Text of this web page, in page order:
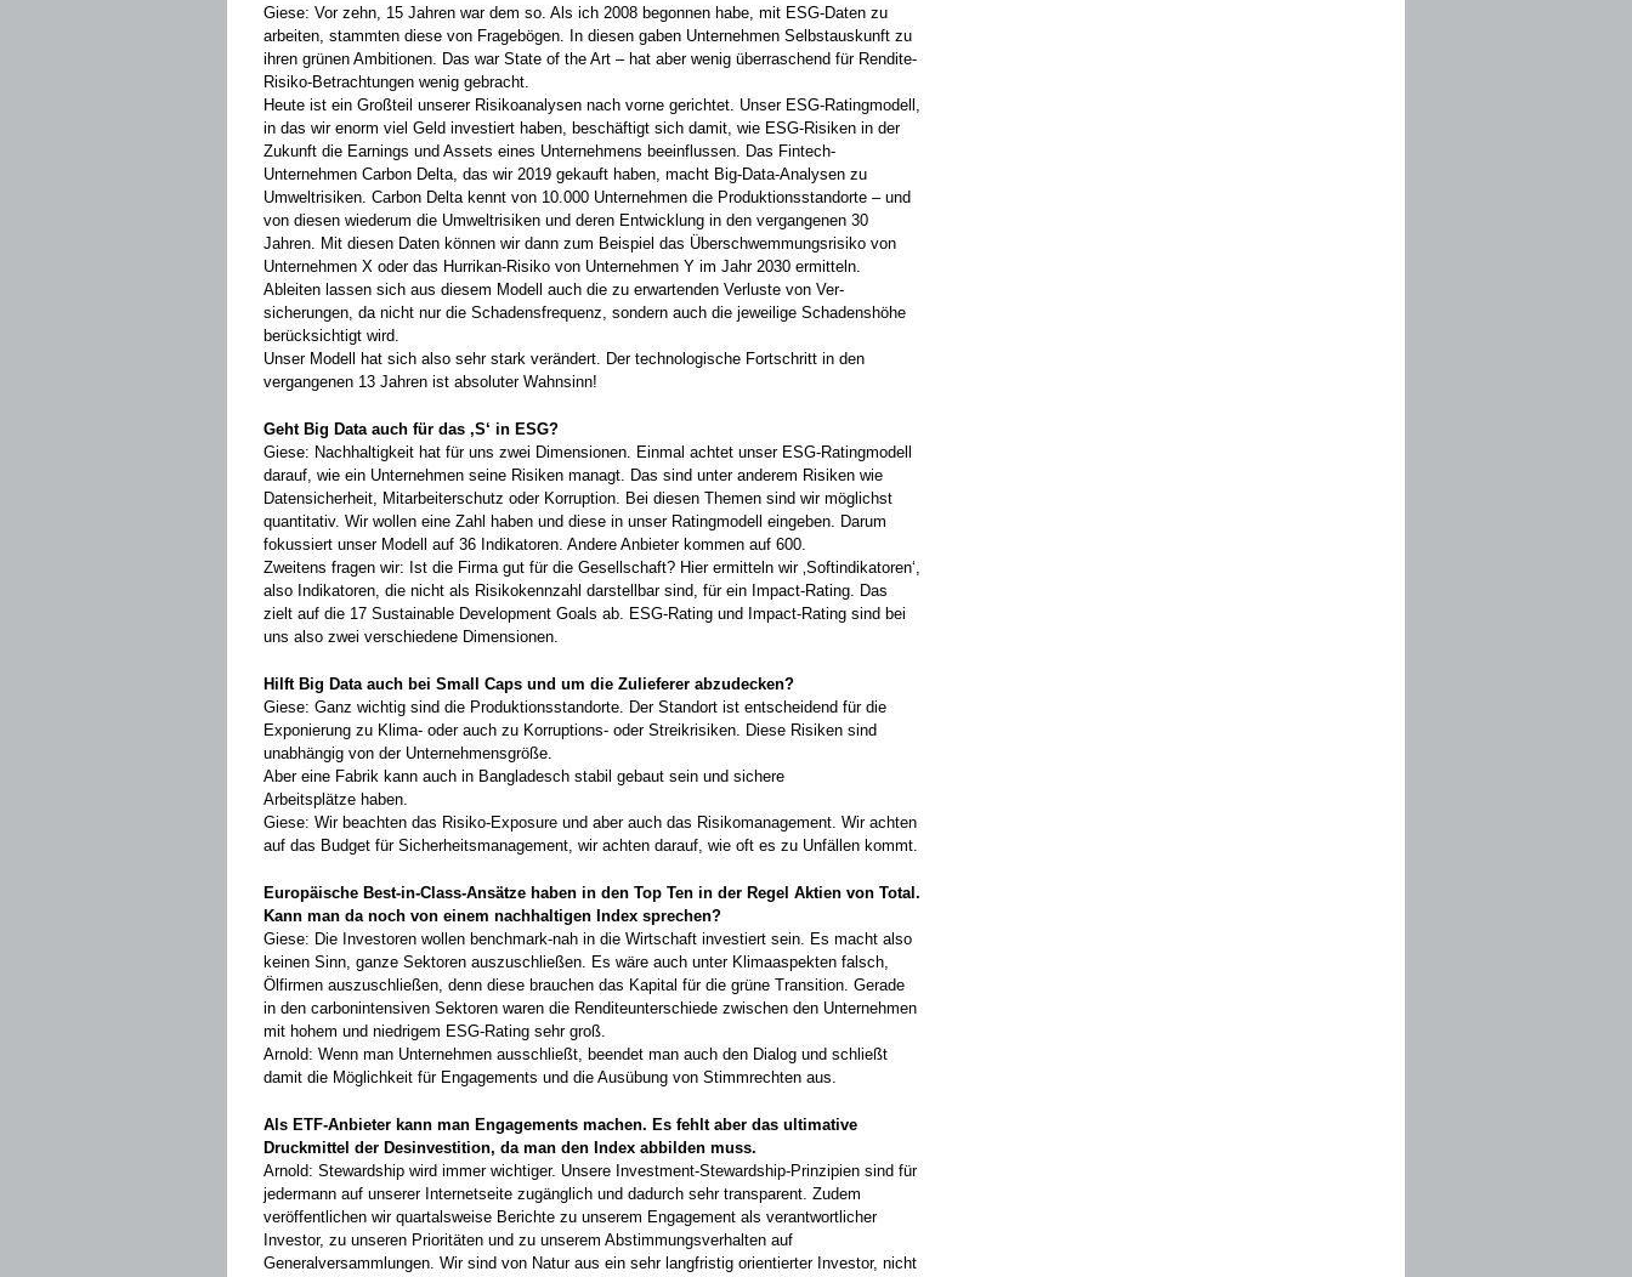
Giese: Vor zehn, 15 Jahren war dem so. Als ich 2008 begonnen habe, mit ESG-Daten zu
arbeiten, stammten diese von Frage­bögen. In diesen gaben Unternehmen Selbstauskunft zu
ihren grünen Ambitionen. Das war State of the Art – hat aber ­wenig überraschend für Rendite-
Risiko-­Betrachtungen wenig gebracht.
Heute ist ein Großteil unserer Risiko­analysen nach vorne gerichtet. Unser ESG-Ratingmodell,
in das wir enorm viel Geld investiert haben, beschäftigt sich damit, wie ESG-Risiken in der
Zukunft die Earnings und Assets eines Unternehmens beein­flussen. Das Fintech-
Unternehmen Carbon Delta, das wir 2019 gekauft haben, macht Big-Data-Analysen zu
Umweltrisiken. Carbon Delta kennt von 10.000 Unternehmen die Produktionsstandorte – und
von diesen wiederum die Umweltrisiken und deren Entwicklung in den vergangenen 30
Jahren. Mit diesen Daten können wir dann zum Beispiel das Überschwemmungsrisiko von
Unternehmen X oder das Hurrikan-Risiko von Unternehmen Y im Jahr 2030 ermitteln.
Ableiten lassen sich aus diesem Modell auch die zu erwartenden Verluste von Ver­
sicherungen, da nicht nur die Schadens­frequenz, sondern auch die jeweilige Schadenshöhe
berücksichtigt wird.
Unser Modell hat sich also sehr stark ver­ändert. Der technologische Fortschritt in den
vergangenen 13 Jahren ist absoluter Wahnsinn!
Geht Big Data auch für das ‚S‘ in ESG?
Giese: Nachhaltigkeit hat für uns zwei ­Dimensionen. Einmal achtet unser ESG-­Ratingmodell
darauf, wie ein Unternehmen seine Risiken managt. Das sind unter ­anderem Risiken wie
Datensicherheit, Mitarbeiterschutz oder Korruption. Bei diesen Themen sind wir möglichst
quantitativ. Wir wollen eine Zahl haben und diese in unser Ratingmodell eingeben. Darum
fokussiert unser Modell auf 36 Indikatoren. Andere Anbieter kommen auf 600.
Zweitens fragen wir: Ist die Firma gut für die Gesellschaft? Hier ermitteln wir ‚Soft­indikatoren‘,
also Indikatoren, die nicht als Risikokennzahl darstellbar sind, für ein ­Impact-Rating. Das
zielt auf die 17 Sustain­able Development Goals ab. ESG-Rating und Impact-Rating sind bei
uns also zwei verschiedene Dimensionen.
Hilft Big Data auch bei Small Caps und um die Zulieferer abzudecken?
Giese: Ganz wichtig sind die Produktions­standorte. Der Standort ist entscheidend für die
Exponierung zu Klima- oder auch zu Korruptions- oder Streikrisiken. Diese ­Risiken sind
unabhängig von der Unternehmensgröße.
Aber eine Fabrik kann auch in Bangladesch stabil gebaut sein und sichere
Arbeitsplätze haben.
Giese: Wir beachten das Risiko-Exposure und aber auch das Risikomanagement. Wir achten
auf das Budget für Sicherheitsmanagement, wir achten darauf, wie oft es zu Unfällen kommt.
Europäische Best-in-Class-Ansätze haben in den Top Ten in der Regel Aktien von Total.
Kann man da noch von einem nachhaltigen Index sprechen?
Giese: Die Investoren wollen benchmark-nah in die Wirtschaft investiert sein. Es macht also
keinen Sinn, ganze Sektoren auszuschließen. Es wäre auch unter ­Klimaaspekten falsch,
Ölfirmen auszuschließen, denn diese brauchen das Kapital für die grüne Transition. Gerade
in den ­carbonintensiven Sektoren waren die ­Renditeunterschiede zwischen den Unternehmen
mit hohem und niedrigem ESG-Rating sehr groß.
Arnold: Wenn man Unternehmen ausschließt, beendet man auch den Dialog und schließt
damit die Möglichkeit für ­Engagements und die Ausübung von Stimmrechten aus.
Als ETF-Anbieter kann man Engagements machen. Es fehlt aber das ultimative
Druckmittel der Desinvestition, da man den Index abbilden muss.
Arnold: Stewardship wird immer wichtiger. Unsere Investment-Stewardship-Prinzipien sind für
jedermann auf unserer Internetseite zugänglich und dadurch sehr transparent. Zudem
veröffentlichen wir quartalsweise Berichte zu unserem Engagement als verantwortlicher
Investor, zu unseren Prioritäten und zu unserem Abstimmungsverhalten auf
Generalversammlungen. Wir sind von Natur aus ein sehr langfristig orientierter Investor, nicht